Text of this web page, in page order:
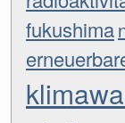
fukushima